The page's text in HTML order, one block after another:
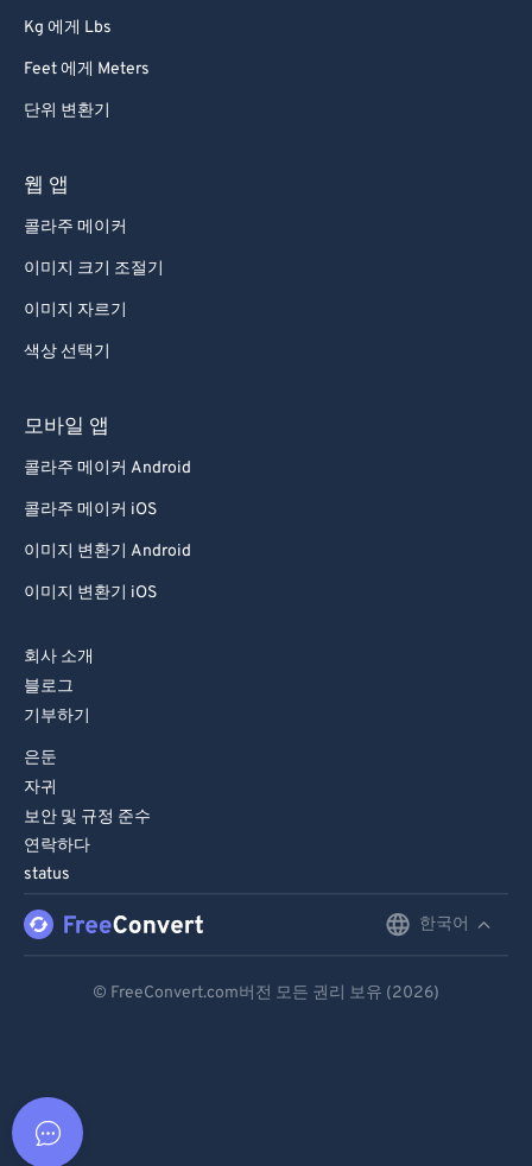
Kg 에게 Lbs
Feet 에게 Meters
단위 변환기
웹 앱
콜라주 메이커
이미지 크기 조절기
이미지 자르기
색상 선택기
모바일 앱
콜라주 메이커 Android
콜라주 메이커 iOS
이미지 변환기 Android
이미지 변환기 iOS
회사 소개
블로그
기부하기
은둔
자귀
보안 및 규정 준수
연락하다
status
한국어
© FreeConvert.com버전 모든 권리 보유 (2026)